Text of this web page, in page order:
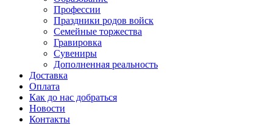
Профессии
Праздники родов войск
Семейные торжества
Гравировка
Сувениры
Дополненная реальность
Доставка
Оплата
Как до нас добраться
Новости
Контакты